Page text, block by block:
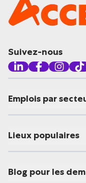
Suivez-nous
Emplois par
Lieux populaires
Blog pour les